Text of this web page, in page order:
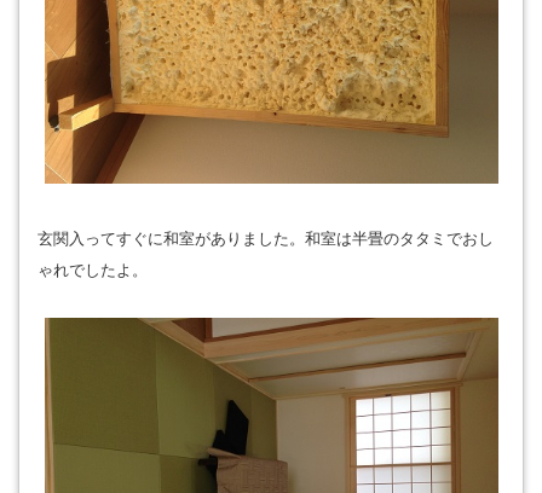
玄関入ってすぐに和室がありました。和室は半畳のタタミでおし
ゃれでしたよ。